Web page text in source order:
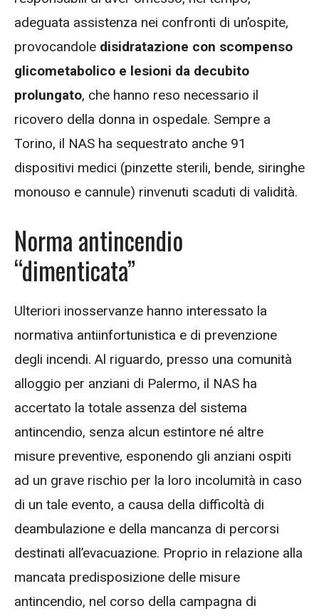
adeguata assistenza nei confronti di un’ospite,
provocandole disidratazione con scompenso
glicometabolico e lesioni da decubito
prolungato, che hanno reso necessario il
ricovero della donna in ospedale. Sempre a
Torino, il NAS ha sequestrato anche 91
dispositivi medici (pinzette sterili, bende, siringhe
monouso e cannule) rinvenuti scaduti di validità.
Norma antincendio
“dimenticata”
Ulteriori inosservanze hanno interessato la
normativa antiinfortunistica e di prevenzione
degli incendi. Al riguardo, presso una comunità
alloggio per anziani di Palermo, il NAS ha
accertato la totale assenza del sistema
antincendio, senza alcun estintore né altre
misure preventive, esponendo gli anziani ospiti
ad un grave rischio per la loro incolumità in caso
di un tale evento, a causa della difficoltà di
deambulazione e della mancanza di percorsi
destinati all’evacuazione. Proprio in relazione alla
mancata predisposizione delle misure
antincendio, nel corso della campagna di